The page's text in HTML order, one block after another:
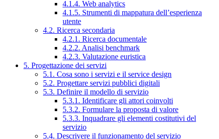
4.1.4. Web analytics
4.1.5. Strumenti di mappatura dell’esperienza
utente
4.2. Ricerca secondaria
4.2.1. Ricerca documentale
4.2.2. Analisi benchmark
4.2.3. Valutazione euristica
5. Progettazione dei servizi
5.1. Cosa sono i servizi e il service design
5.2. Progettare servizi pubblici digitali
5.3. Definire il modello di servizio
5.3.1. Identificare gli attori coinvolti
5.3.2. Formulare la proposta di valore
5.3.3. Inquadrare gli elementi costitutivi del
servizio
5.4. Descrivere il funzionamento del servizio